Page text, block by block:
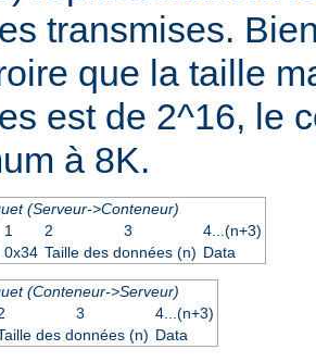
transmises.
que la taille
est de 2^16, le
à 8K.
(Serveur->Conteneur)
1 2 3
4...(n+3)
0x34 Taille des données (n) Data
(Conteneur->Serveur)
3
4...(n+3)
des données (n) Data